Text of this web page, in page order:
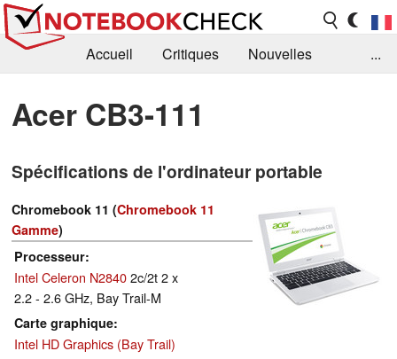
Accueil Critiques
Nouvelles
Recherche
Contact
...
Acer CB3-111
Spécifications de l'ordinateur portable
Chromebook 11 (Chromebook 11
Gamme)
Processeur
Intel Celeron N28402c/2t 2 x
2.2 - 2.6 GHz, Bay Trail-M
Carte graphique
Intel HD Graphics (Bay Trail)